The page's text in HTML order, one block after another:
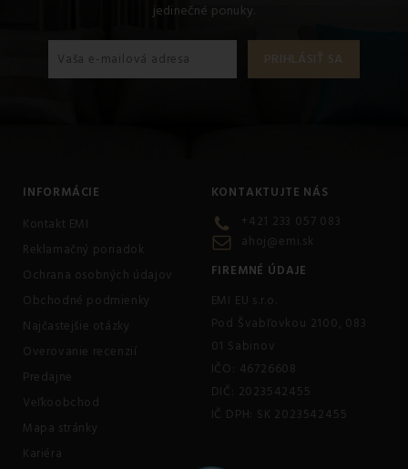
jedinečné ponuky.
INFORMÁCIE
Kontakt EMI
Reklamačný poriadok
Ochrana osobných údajov
Obchodné podmienky
Najčastejšie otázky
Overovanie recenzií
Predajne
Veľkoobchod
Mapa stránky
Kariéra
KONTAKTUJTE NÁS
+421 233 057 083
ahoj@emi.sk
FIREMNÉ ÚDAJE
EMI EU s.r.o.
Pod Švabľovkou 2100, 083
01 Sabinov
IČO: 46726608
DIČ: 2023542455
IČ DPH: SK 2023542455